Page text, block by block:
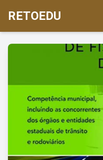
RETOEDU